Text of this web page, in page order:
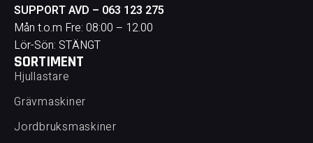
SUPPORT AVD – 063 123 275
Mån t.o.m Fre: 08:00 – 12.00
Lör-Sön: STÄNGT
SORTIMENT
Hjullastare
Grävmaskiner
Jordbruksmaskiner